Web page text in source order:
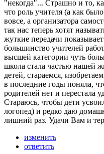
"некогда"... Страшно и то,
что роль учителя (а как
вовсе, а организатора
так нас теперь хотят
жуткие передачи
большинство учителей
высшей категории чуть
школа стала частью нашей
детей, стараемся,
в последние годы поняла,
родителей нет и перестала
Стараюсь, чтобы дети
логопед) и редко даю
лишний раз. Удачи Вам и
изменить
ответить